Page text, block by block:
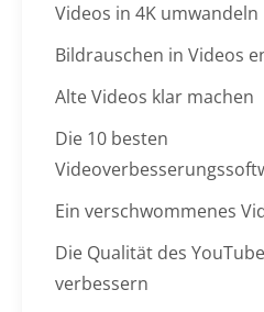
Videos in 4K umwandeln
Bildrauschen in Videos
Alte Videos klar machen
Die 10 besten
Ein verschwommenes
Die Qualität des
verbessern